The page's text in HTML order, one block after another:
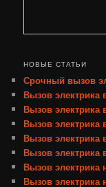
НОВЫЕ СТАТЬИ
Срочный вызов
Вызов электрика
Вызов электрика
Вызов электрика
Вызов
Вызов электрика
Вызов электрика
Вызов электрика